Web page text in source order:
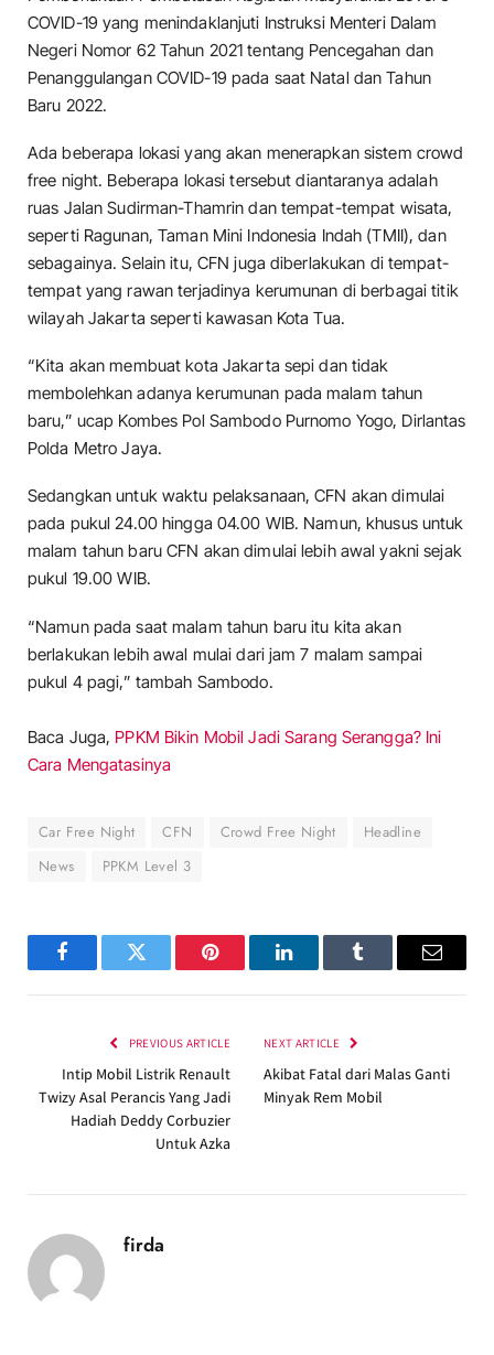
COVID-19 yang menindaklanjuti Instruksi Menteri Dalam
Negeri Nomor 62 Tahun 2021 tentang Pencegahan dan
Penanggulangan COVID-19 pada saat Natal dan Tahun
Baru 2022.
Ada beberapa lokasi yang akan menerapkan sistem crowd
free night. Beberapa lokasi tersebut diantaranya adalah
ruas Jalan Sudirman-Thamrin dan tempat-tempat wisata,
seperti Ragunan, Taman Mini Indonesia Indah (TMII), dan
sebagainya. Selain itu, CFN juga diberlakukan di tempat-
tempat yang rawan terjadinya kerumunan di berbagai titik
wilayah Jakarta seperti kawasan Kota Tua.
“Kita akan membuat kota Jakarta sepi dan tidak
membolehkan adanya kerumunan pada malam tahun
baru,” ucap Kombes Pol Sambodo Purnomo Yogo, Dirlantas
Polda Metro Jaya.
Sedangkan untuk waktu pelaksanaan, CFN akan dimulai
pada pukul 24.00 hingga 04.00 WIB. Namun, khusus untuk
malam tahun baru CFN akan dimulai lebih awal yakni sejak
pukul 19.00 WIB.
“Namun pada saat malam tahun baru itu kita akan
berlakukan lebih awal mulai dari jam 7 malam sampai
pukul 4 pagi,” tambah Sambodo.
Baca Juga, PPKM Bikin Mobil Jadi Sarang Serangga? Ini
Cara Mengatasinya
Car Free Night CFN Crowd Free Night
Headline
News
PPKM Level 3
FacebookTwitter Pinterest LinkedInTumblr Email
PREVIOUS ARTICLE
Intip Mobil Listrik Renault
Twizy Asal Perancis Yang Jadi
Hadiah Deddy Corbuzier
Untuk Azka
NEXT ARTICLE
Akibat Fatal dari Malas Ganti
Minyak Rem Mobil
firda